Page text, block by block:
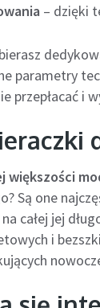
– dzięki
parametry
przepłacać i
większości
Są one
całej jej
i